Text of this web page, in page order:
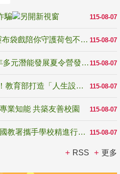
115-08-07
騙
115-08-07
反詐騙宣導_防詐有道，霹靂布袋戲陪你守護荷包不受騙
115-08-07
跨越限制，探索潛能！115年多元潛能發展夏令營發掘生命無限可能
115-08-07
高齡不是終點而是夢想起點！教育部打造「人生設計夢工場」 參展第3屆高齡健康產業博覽會
115-08-07
業知能 共築友善校園
115-08-07
強化學習歷程檔案推動效能 國教署攜手學校精進行政與教學支持
RSS 更多